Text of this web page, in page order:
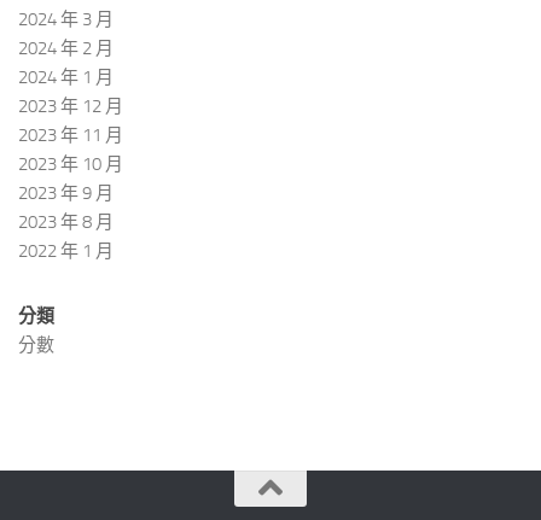
2024 年 3 月
2024 年 2 月
2024 年 1 月
2023 年 12 月
2023 年 11 月
2023 年 10 月
2023 年 9 月
2023 年 8 月
2022 年 1 月
分類
分數